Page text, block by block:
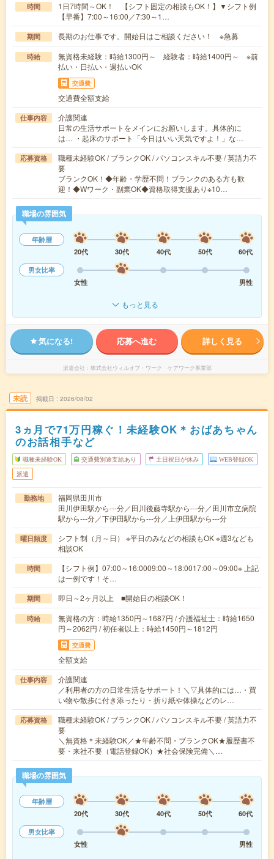
時間
1日7時間～OK！ 【シフト固定の相談もOK！】▼シフト例
【早番】7:00～16:00／7:30～1…
期間 長期のお仕事です。開始日はご相談ください！ ※急募
時給
無資格未経験：時給1300円～ 経験者：時給1400円～ ※前
払い・日払い・週払いOK
交通費
交通費全額支給
仕事内容
介護関連
日常の生活サポートをメインにお願いします。具体的に
は… ・起床のサポート「今日はいい天気ですよ！」な…
応募資格
職種未経験OK / ブランクOK / パソコンスキル不要 / 英語力不
要
ブランクOK！◆年齢・学歴不問！ブランクのある方も歓
迎！◆Wワーク・副業OK◆資格取得支援あり※10…
職場の雰囲気
年齢層
20代
30代 40代 50代
60代
男女比率
女性
男性
もっと見る
気になる! 応募へ進む 詳しく見る
派遣会社 株式会社ウィルオブ・ワーク ケアワーク事業部
未読 掲載日 2026/08/02
3ヵ月で71万円稼ぐ！未経験OK＊おばあちゃん
のお話相手など
職種未経験OK 交通費別途支給あり 土日祝日が休み WEB登録OK
派遣
勤務地
福岡県田川市
田川伊田駅から---分／田川後藤寺駅から---分／田川市立病院
駅から---分／下伊田駅から---分／上伊田駅から---分
曜日頻度
シフト制（月～日） ※平日のみなどの相談もOK ※週3なども
相談OK
時間
【シフト例】07:00～16:0009:00～18:0017:00～09:00※ 上記
は一例です！そ…
期間 即日～2ヶ月以上 ■開始日の相談OK！
時給
無資格の方：時給1350円～1687円 / 介護福祉士：時給1650
円～2062円 / 初任者以上：時給1450円～1812円
交通費
全額支給
仕事内容
介護関連
／利用者の方の日常生活をサポート！＼▽具体的には…・買
い物や散歩に付き添ったり・折り紙や体操などのレ…
応募資格
職種未経験OK / ブランクOK / パソコンスキル不要 / 英語力不
要
＼無資格＊未経験OK／★年齢不問・ブランクOK★履歴書不
要・来社不要（電話登録OK）★社会保険完備＼…
職場の雰囲気
年齢層
20代
30代 40代 50代
60代
男女比率
女性
男性